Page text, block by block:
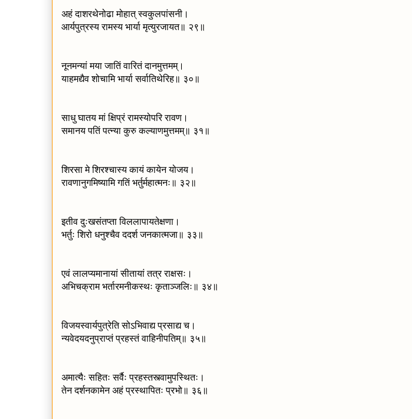
अहं दाशरथेनोढा मोहात् स्वकुलपांसनी।
आर्यपुत्रस्य रामस्य भार्या मृत्युरजायत॥ २९॥
नूनमन्यां मया जातिं वारितं दानमुत्तमम्।
याहमद्यैव शोचामि भार्या सर्वातिथेरिह॥ ३०॥
साधु घातय मां क्षिप्रं रामस्योपरि रावण।
समानय पतिं पत्न्या कुरु कल्याणमुत्तमम्॥ ३१॥
शिरसा मे शिरश्चास्य कायं कायेन योजय।
रावणानुगमिष्यामि गतिं भर्तुर्महात्मनः॥ ३२॥
इतीव दुःखसंतप्ता विललापायतेक्षणा।
भर्तुः शिरो धनुश्चैव ददर्श जनकात्मजा॥ ३३॥
एवं लालप्यमानायां सीतायां तत्र राक्षसः।
अभिचक्राम भर्तारमनीकस्थः कृताञ्जलिः॥ ३४॥
विजयस्वार्यपुत्रेति सोऽभिवाद्य प्रसाद्य च।
न्यवेदयदनुप्राप्तं प्रहस्तं वाहिनीपतिम्॥ ३५॥
अमात्यैः सहितः सर्वैः प्रहस्तस्त्वामुपस्थितः।
तेन दर्शनकामेन अहं प्रस्थापितः प्रभो॥ ३६॥